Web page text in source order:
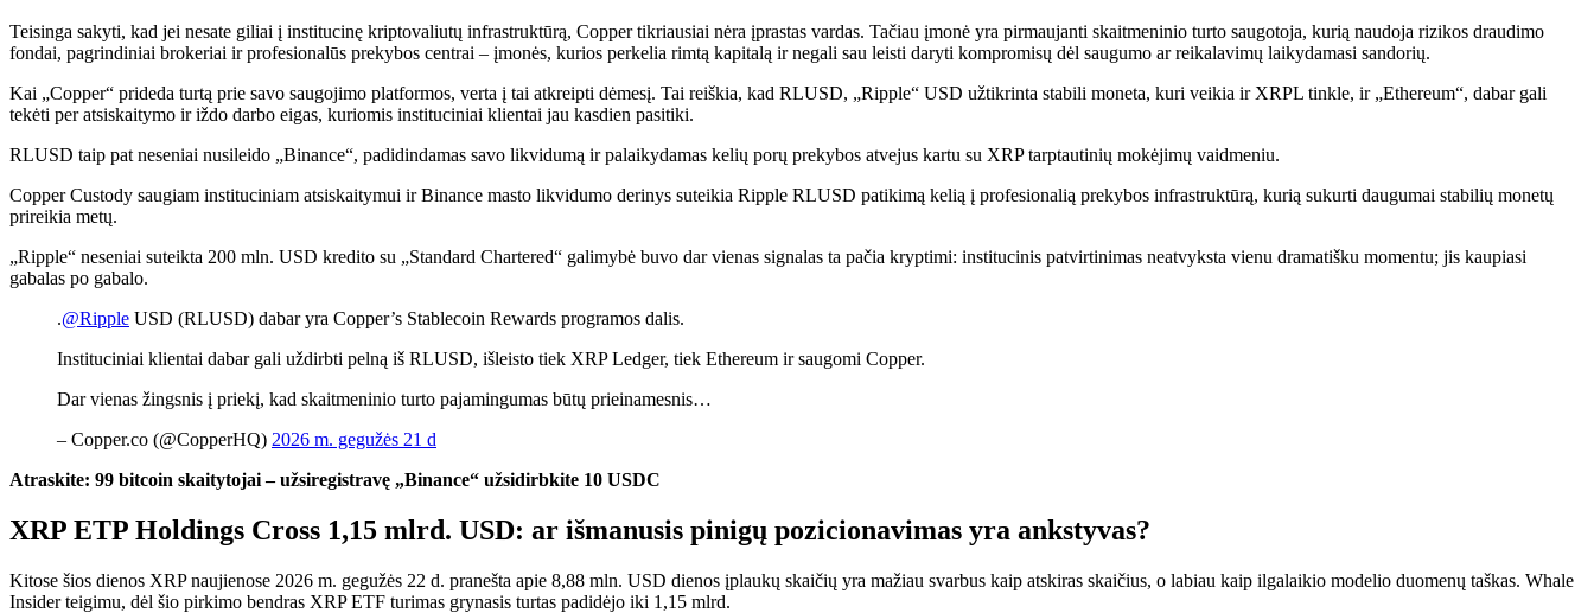
Teisinga sakyti, kad jei nesate giliai į institucinę kriptovaliutų infrastruktūrą, Copper tikriausiai nėra įprastas vardas. Tačiau įmonė yra pirmaujanti skaitmeninio turto saugotoja, kurią naudoja rizikos draudimo
fondai, pagrindiniai brokeriai ir profesionalūs prekybos centrai – įmonės, kurios perkelia rimtą kapitalą ir negali sau leisti daryti kompromisų dėl saugumo ar reikalavimų laikydamasi sandorių.
Kai „Copper“ prideda turtą prie savo saugojimo platformos, verta į tai atkreipti dėmesį. Tai reiškia, kad RLUSD, „Ripple“ USD užtikrinta stabili moneta, kuri veikia ir XRPL tinkle, ir „Ethereum“, dabar gali
tekėti per atsiskaitymo ir iždo darbo eigas, kuriomis instituciniai klientai jau kasdien pasitiki.
RLUSD taip pat neseniai nusileido „Binance“, padidindamas savo likvidumą ir palaikydamas kelių porų prekybos atvejus kartu su XRP tarptautinių mokėjimų vaidmeniu.
Copper Custody saugiam instituciniam atsiskaitymui ir Binance masto likvidumo derinys suteikia Ripple RLUSD patikimą kelią į profesionalią prekybos infrastruktūrą, kurią sukurti daugumai stabilių monetų
prireikia metų.
„Ripple“ neseniai suteikta 200 mln. USD kredito su „Standard Chartered“ galimybė buvo dar vienas signalas ta pačia kryptimi: institucinis patvirtinimas neatvyksta vienu dramatišku momentu; jis kaupiasi
gabalas po gabalo.
.@Ripple USD (RLUSD) dabar yra Copper’s Stablecoin Rewards programos dalis.
Instituciniai klientai dabar gali uždirbti pelną iš RLUSD, išleisto tiek XRP Ledger, tiek Ethereum ir saugomi Copper.
Dar vienas žingsnis į priekį, kad skaitmeninio turto pajamingumas būtų prieinamesnis…
– Copper.co (@CopperHQ) 2026 m. gegužės 21 d
Atraskite: 99 bitcoin skaitytojai – užsiregistravę „Binance“ užsidirbkite 10 USDC
XRP ETP Holdings Cross 1,15 mlrd. USD: ar išmanusis pinigų pozicionavimas yra ankstyvas?
Kitose šios dienos XRP naujienose 2026 m. gegužės 22 d. pranešta apie 8,88 mln. USD dienos įplaukų skaičių yra mažiau svarbus kaip atskiras skaičius, o labiau kaip ilgalaikio modelio duomenų taškas. Whale
Insider teigimu, dėl šio pirkimo bendras XRP ETF turimas grynasis turtas padidėjo iki 1,15 mlrd.